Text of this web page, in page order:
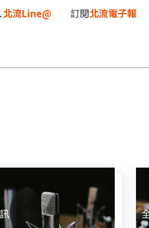
北流Line@ 訂閱北流電子報